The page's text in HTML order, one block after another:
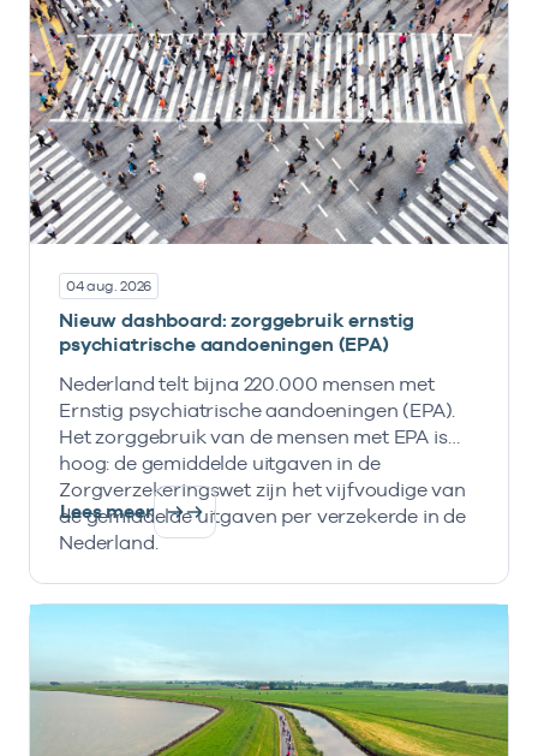
04 aug. 2026
Nieuw dashboard: zorggebruik ernstig
psychiatrische aandoeningen (EPA)
Nederland telt bijna 220.000 mensen met
Ernstig psychiatrische aandoeningen (EPA).
Het zorggebruik van de mensen met EPA is
hoog: de gemiddelde uitgaven in de
Zorgverzekeringswet zijn het vijfvoudige van
de gemiddelde uitgaven per verzekerde in de
Nederland.
Lees meer